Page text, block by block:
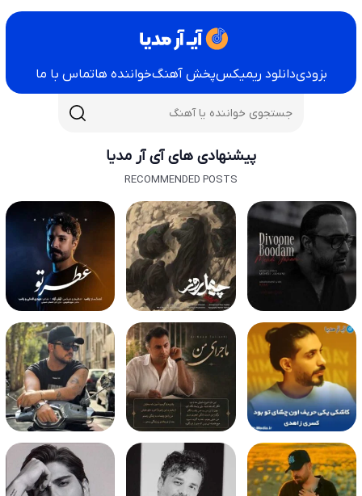
بزودیدانلود ریمیکسپخش آهنگخواننده هاتماس با ما
پیشنهادی های آی آر مدیا
RECOMMENDED POSTS